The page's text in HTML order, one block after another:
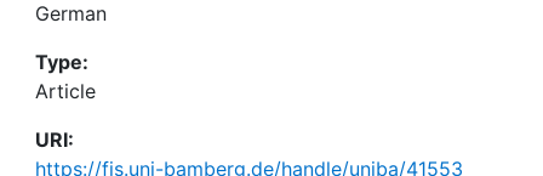
German
Type:
Article
URI:
https://fis.uni-bamberg.de/handle/uniba/41553